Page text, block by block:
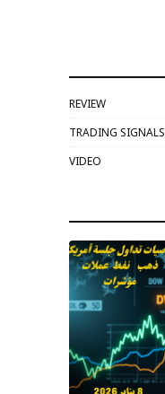
REVIEW
TRADING SIGNALS
VIDEO